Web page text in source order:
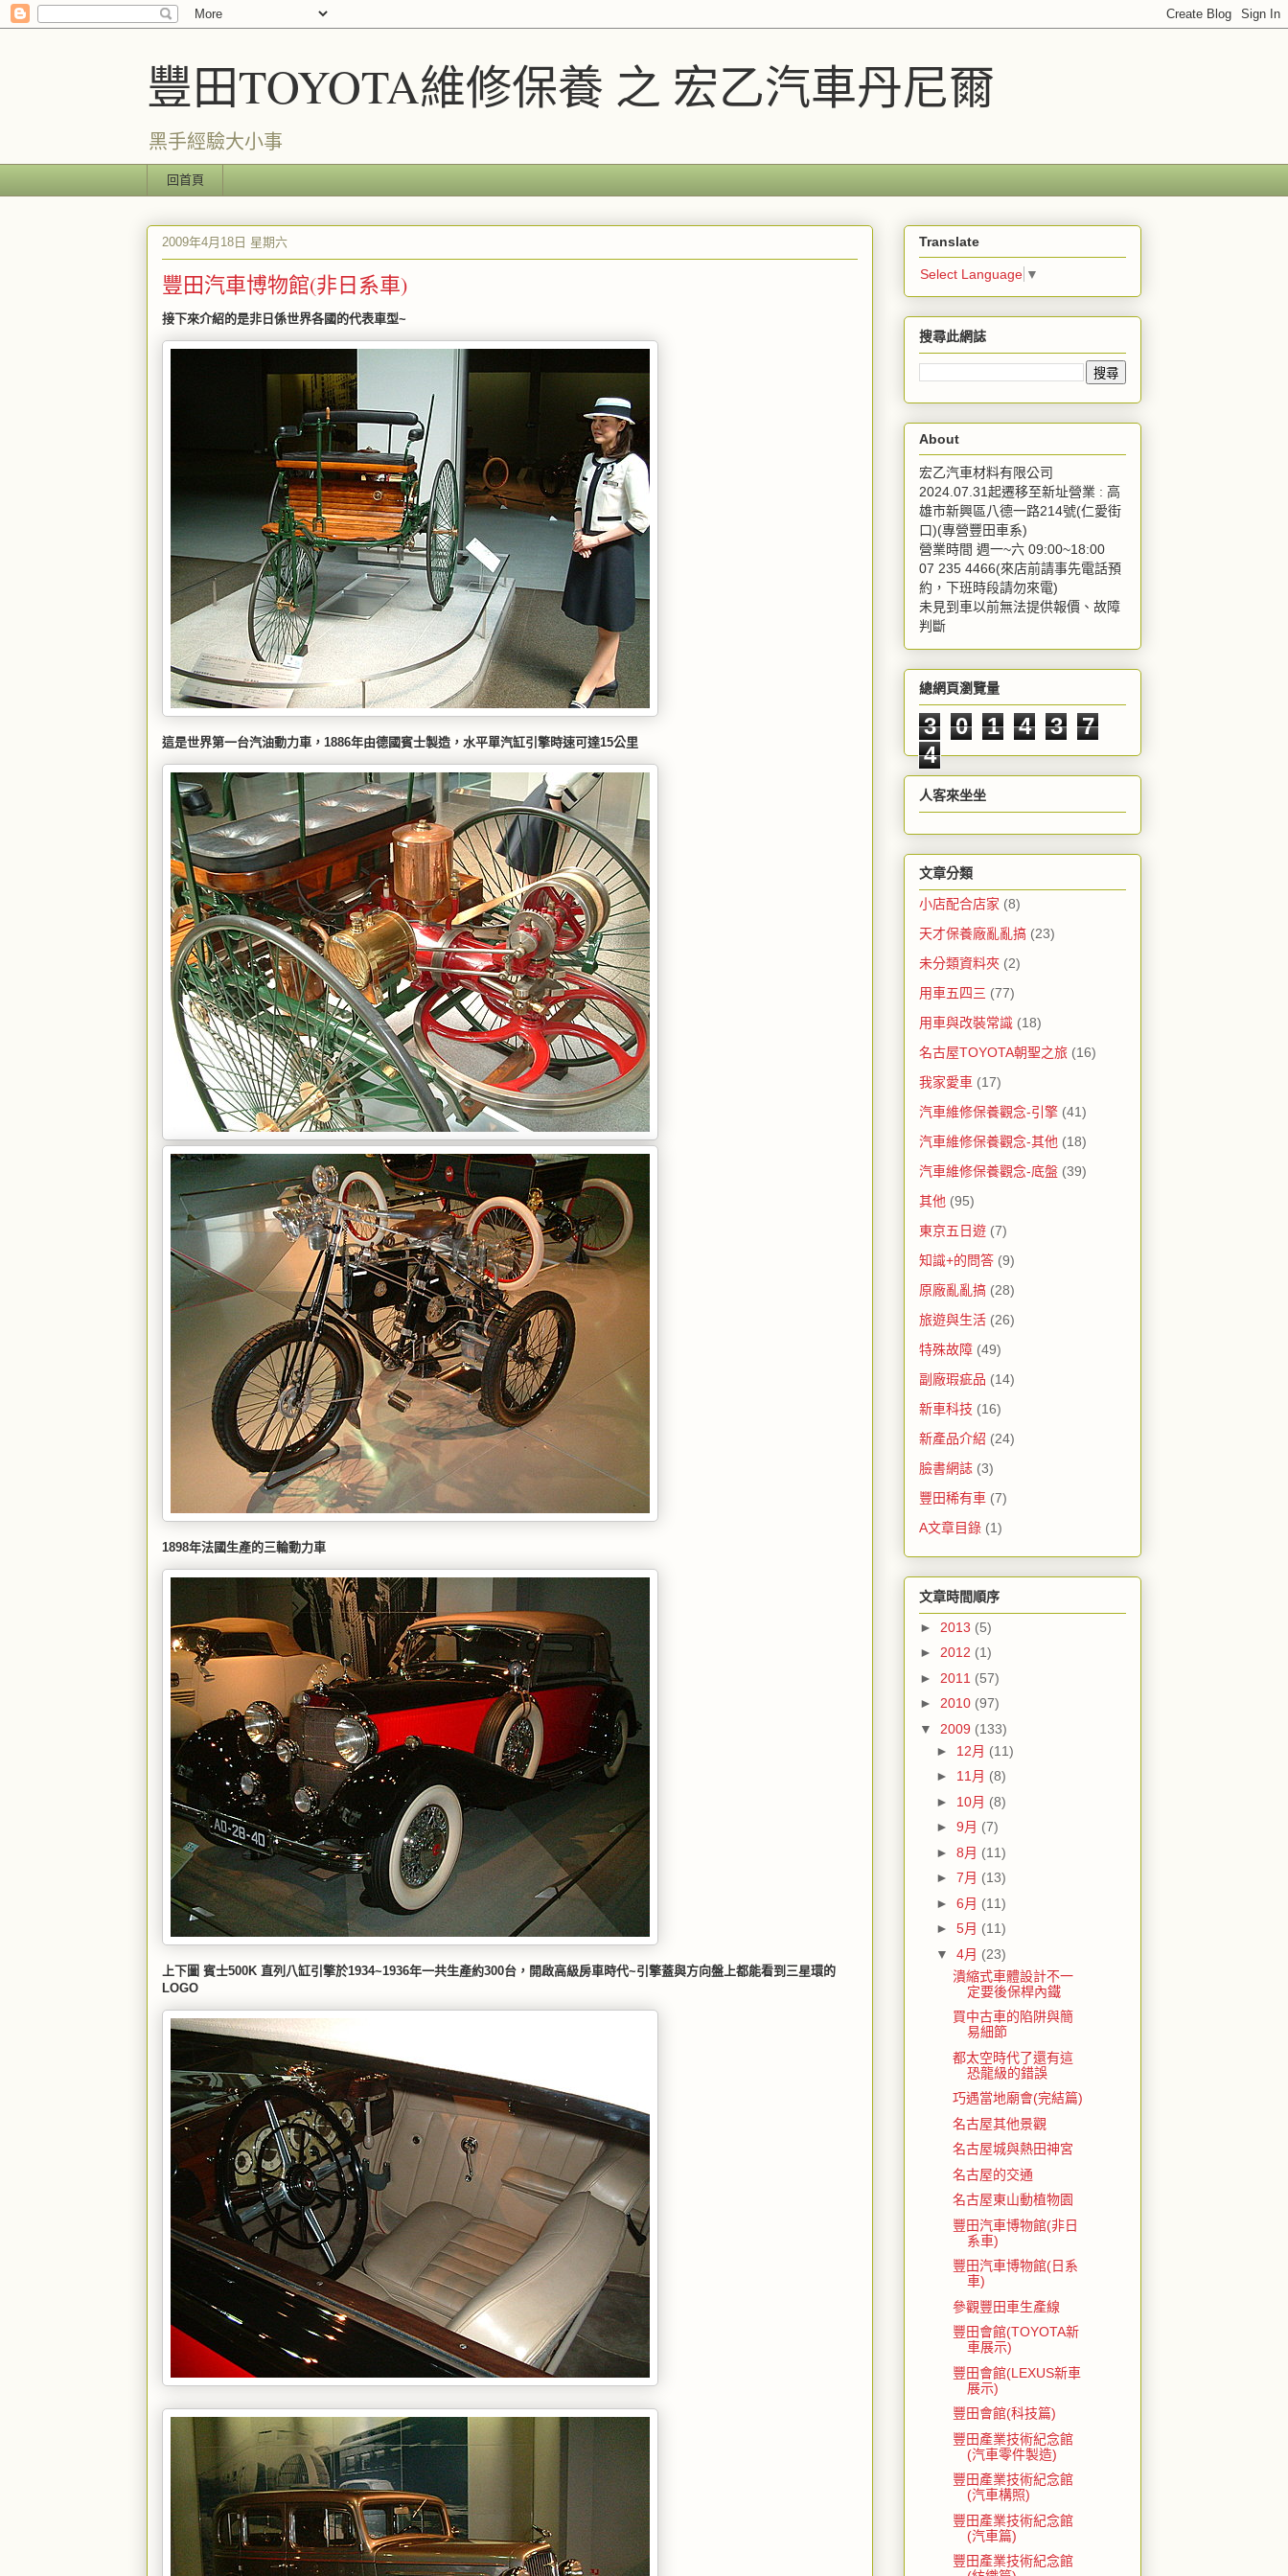
豐田TOYOTA維修保養 之 宏乙汽車丹尼爾
黑手經驗大小事
回首頁
2009年4月18日 星期六
豐田汽車博物館(非日系車)
接下來介紹的是非日係世界各國的代表車型~
這是世界第一台汽油動力車，1886年由德國賓士製造，水平單汽缸引擎時速可達15公里
1898年法國生產的三輪動力車
上下圖 賓士500K 直列八缸引擎於1934~1936年一共生產約300台，開啟高級房車時代~引擎蓋與方向盤上都能看到三星環的
LOGO
Translate
Select Language ▼
搜尋此網誌
About
宏乙汽車材料有限公司
2024.07.31起遷移至新址營業 : 高
雄市新興區八德一路214號(仁愛街
口)(專營豐田車系)
營業時間 週一~六 09:00~18:00
07 235 4466(來店前請事先電話預
約，下班時段請勿來電)
未見到車以前無法提供報價、故障
判斷
總網頁瀏覽量
3 0 1 4 3
7
4
人客來坐坐
文章分類
小店配合店家 (8)
天才保養廠亂亂搞 (23)
未分類資料夾 (2)
用車五四三 (77)
用車與改裝常識 (18)
名古屋TOYOTA朝聖之旅 (16)
我家愛車 (17)
汽車維修保養觀念-引擎 (41)
汽車維修保養觀念-其他 (18)
汽車維修保養觀念-底盤 (39)
其他 (95)
東京五日遊 (7)
知識+的問答 (9)
原廠亂亂搞 (28)
旅遊與生活 (26)
特殊故障 (49)
副廠瑕疵品 (14)
新車科技 (16)
新產品介紹 (24)
臉書網誌 (3)
豐田稀有車 (7)
A文章目錄 (1)
文章時間順序
► 2013 (5)
► 2012 (1)
► 2011 (57)
► 2010 (97)
▼ 2009 (133)
► 12月 (11)
► 11月 (8)
► 10月 (8)
► 9月 (7)
► 8月 (11)
► 7月 (13)
► 6月 (11)
► 5月 (11)
▼ 4月 (23)
潰縮式車體設計不一
定要後保桿內鐵
買中古車的陷阱與簡
易細節
都太空時代了還有這
恐龍級的錯誤
巧遇當地廟會(完結篇)
名古屋其他景觀
名古屋城與熱田神宮
名古屋的交通
名古屋東山動植物園
豐田汽車博物館(非日
系車)
豐田汽車博物館(日系
車)
參觀豐田車生產線
豐田會館(TOYOTA新
車展示)
豐田會館(LEXUS新車
展示)
豐田會館(科技篇)
豐田產業技術紀念館
(汽車零件製造)
豐田產業技術紀念館
(汽車構照)
豐田產業技術紀念館
(汽車篇)
豐田產業技術紀念館